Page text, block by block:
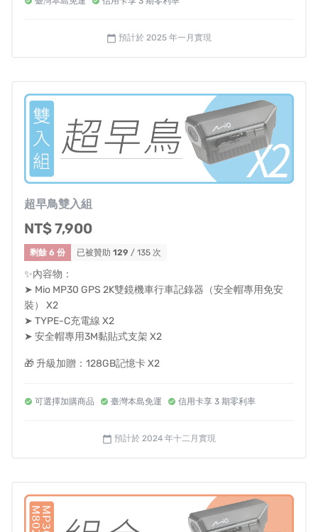
calendar_today 預計於 2025 年一月實現
超早鳥雙入組
NT$ 7,900
剩餘 6 份 已被贊助 129 / 135 次
✨內容物：
➤ Mio MP30 GPS 2K雙鏡機車行車記錄器（安全帽專用免安
裝） X2
➤ TYPE-C充電線 X2
➤ 安全帽專用3M黏貼式支架 X2
🎁 升級加贈：128GB記憶卡 X2
可選擇加購商品 臺灣本島免運 信用卡享 3 期零利率
calendar_today 預計於 2024 年十二月實現